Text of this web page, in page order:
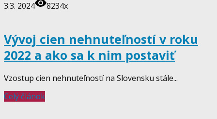
3.3. 2024 8234x
Vývoj cien nehnuteľností v roku
2022 a ako sa k nim postaviť
Vzostup cien nehnuteľností na Slovensku stále...
Celý článok